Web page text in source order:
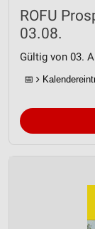
ROFU
03.08.
Gültig von 03.
📅